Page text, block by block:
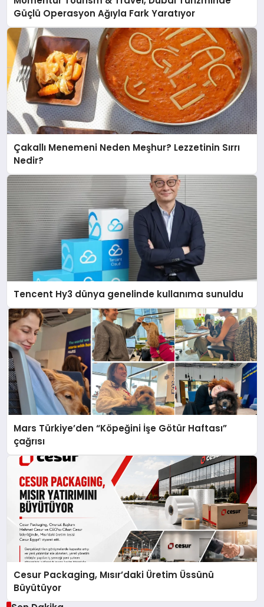
Güçlü Operasyon Ağıyla Fark Yaratıyor
Çakallı Menemeni Neden Meşhur? Lezzetinin Sırrı
Nedir?
Tencent Hy3 dünya genelinde kullanıma sunuldu
Mars Türkiye’den “Köpeğini İşe Götür Haftası”
çağrısı
Cesur Packaging, Mısır’daki Üretim Üssünü
Büyütüyor